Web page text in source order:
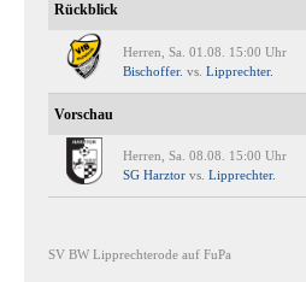
Rückblick
Herren, Sa. 01.08. 15:00 Uhr
Bischoffer. vs. Lipprechter.
Vorschau
Herren, Sa. 08.08. 15:00 Uhr
SG Harztor vs. Lipprechter.
SV BW Lipprechterode auf FuPa